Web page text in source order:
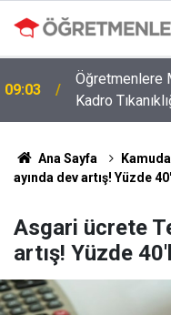
09:03
Öğretmenlere
Kadro
Ana Sayfa
ayında dev artış! Yüzde
Asgari ücrete
artış! Yüzde